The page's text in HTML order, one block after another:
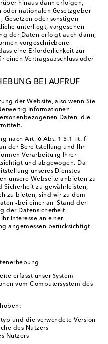
hinaus dann erfolgen,
oder nationalen Gesetzgeber
Gesetzen oder sonstigen
unterliegt, vorgesehen
der Daten erfolgt auch dann,
vorgeschriebene
eine Erforderlichkeit zur
einen Vertragsabschluss oder
BEI AUFRUF
der Website, also wenn Sie
Informationen
Daten, die
nach Art. 6 Abs. 1 S.1 lit. f
der Bereitstellung und Ihr
Verarbeitung Ihrer
und abgewogen. Da
unseres Dienstes
unsere Webseite anbieten zu
Sicherheit zu gewährleisten,
zu bieten, sind wir zu dem
-bei einer am Stand der
der Datensicherheit-
Interesse an einer
angemessen berücksichtigt
erfasst unser System
vom Computersystem des
und die verwendete Version
des Nutzers
Nutzers